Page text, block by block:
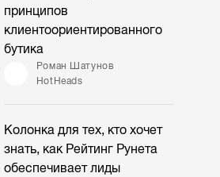
принципов
клиентоориентированного
бутика
Роман Шатунов
HotHeads
Колонка для тех, кто хочет
знать, как Рейтинг Рунета
обеспечивает лиды